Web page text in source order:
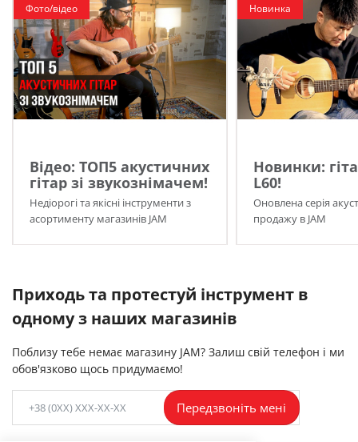
Фото/відео
Відео: ТОП5 акустичних
гітар зі звукознімачем!
Недіорогі та якісні інструменти з
асортименту магазинів JAM
Новинка
Новинки:
L60!
Оновлена серія
продажу в JAM
Приходь та протестуй інструмент в
одному з наших магазинів
Поблизу тебе немає магазину JAM? Залиш свій телефон і ми
обов'язково щось придумаємо!
Передзвоніть мені